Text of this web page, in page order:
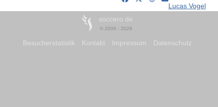
Lucas Vogel
soccero.de
© 2006 - 2026
Besucherstatistik Kontakt Impressum Datenschutz